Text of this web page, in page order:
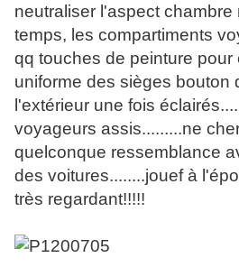
neutraliser l'aspect chambre
temps, les compartiments
qq touches de peinture pour
uniforme des sièges bouton
l'extérieur une fois
voyageurs assis.........ne
quelconque ressemblance
des voitures........jouef à
très regardant!!!!!